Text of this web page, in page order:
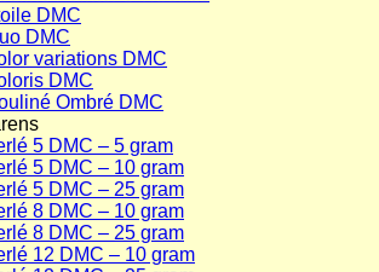
DMC
DMC
variations DMC
DMC
Ombré DMC
5 DMC – 5 gram
5 DMC – 10 gram
5 DMC – 25 gram
8 DMC – 10 gram
8 DMC – 25 gram
12 DMC – 10 gram